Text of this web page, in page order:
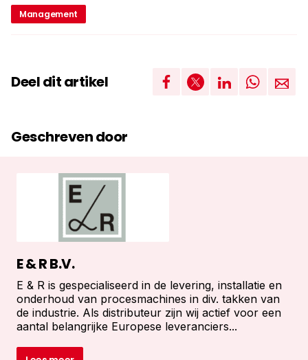
Management
Deel dit artikel
Geschreven door
E & R B.V.
E & R is gespecialiseerd in de levering, installatie en
onderhoud van procesmachines in div. takken van
de industrie. Als distributeur zijn wij actief voor een
aantal belangrijke Europese leveranciers...